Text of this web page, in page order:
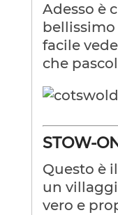
Adesso è
facile
che
STOW-
Questo è
un
vero e